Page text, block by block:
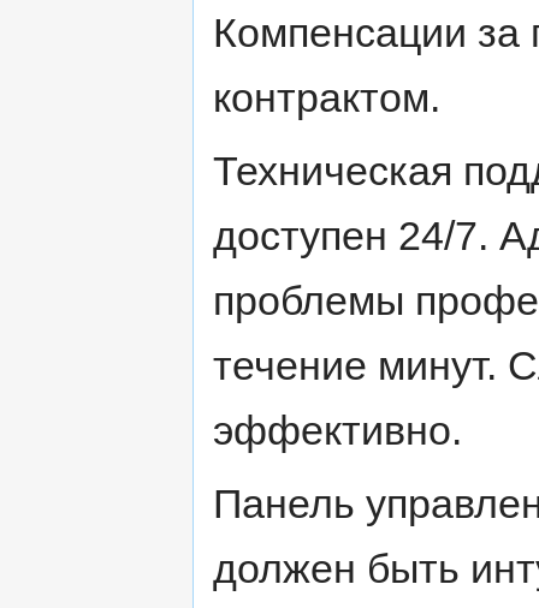
Компенсации за
контрактом.
Техническая
доступен 24/7.
проблемы
течение минут.
эффективно.
Панель
должен быть